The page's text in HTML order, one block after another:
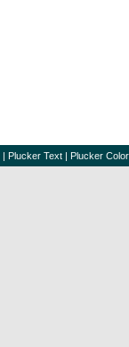
| Plucker Text | Plucker Color